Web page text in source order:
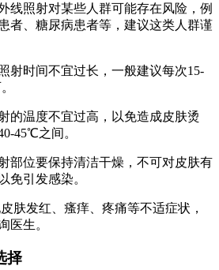
线照射对某些人群可能存在风险，例
者、糖尿病患者等，建议这类人群谨
射时间不宜过长，一般建议每次15-
的温度不宜过高，以免造成皮肤烫
45℃之间。
部位要保持清洁干燥，不可对皮肤有
免引发感染。
肤发红、瘙痒、疼痛等不适症状，
医生。
择